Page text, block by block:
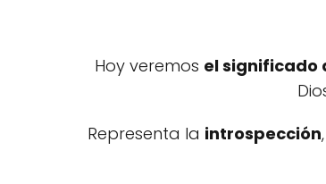
Hoy veremos el significado
Representa la introspección